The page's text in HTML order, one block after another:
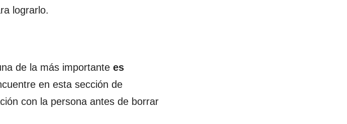
lograrlo.
de la más importante es
en esta sección de
con la persona antes de borrar